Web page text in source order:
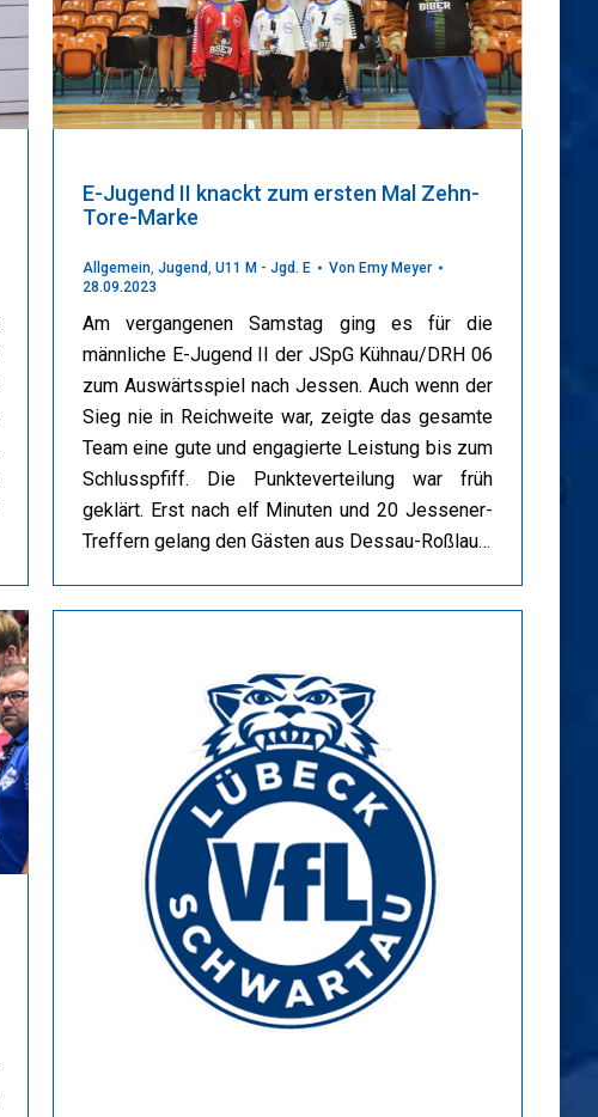
E-Jugend II knackt zum ersten Mal Zehn-
Tore-Marke
Allgemein, Jugend, U11 M - Jgd. E Von Emy Meyer
28.09.2023
Am vergangenen Samstag ging es für die
männliche E-Jugend II der JSpG Kühnau/DRH 06
zum Auswärtsspiel nach Jessen. Auch wenn der
Sieg nie in Reichweite war, zeigte das gesamte
Team eine gute und engagierte Leistung bis zum
Schlusspfiff. Die Punkteverteilung war früh
geklärt. Erst nach elf Minuten und 20 Jessener-
Treffern gelang den Gästen aus Dessau-Roßlau…